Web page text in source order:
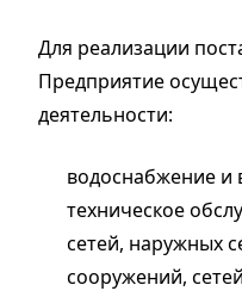
Для реализации
Предприятие
деятельности:
водоснабжение и
техническое
сетей, наружных
сооружений,